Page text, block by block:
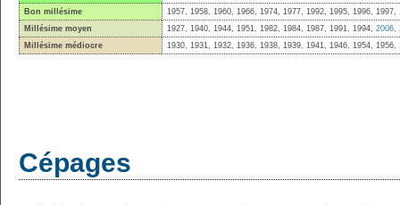
Bon millésime
1957, 1958, 1960, 1966, 1974, 1977, 1992, 1995, 1996,
Millésime moyen
1927, 1940, 1944, 1951, 1982, 1984, 1987, 1991, 1994, 2006,
Millésime médiocre
1930, 1931, 1932, 1936, 1938, 1939, 1941, 1946, 1954,
Cépages